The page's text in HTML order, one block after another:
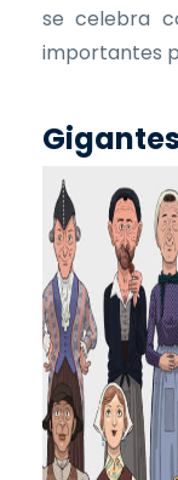
se celebra
importantes